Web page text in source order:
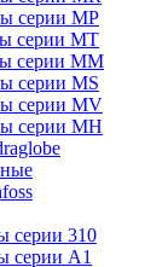
серии MP
серии MT
серии MM
серии MS
серии MV
серии MH
серии 310
серии А1